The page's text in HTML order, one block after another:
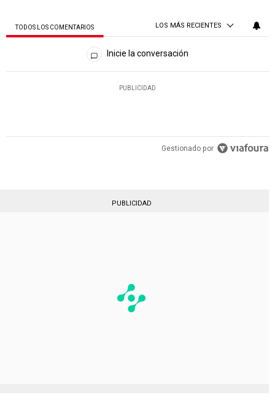
TODOS LOS COMENTARIOS LOS MÁS RECIENTES
Todos los comentarios
Inicie la conversación
PUBLICIDAD
Gestionado por
PUBLICIDAD